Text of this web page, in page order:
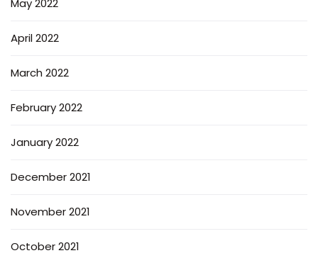
May 2022
April 2022
March 2022
February 2022
January 2022
December 2021
November 2021
October 2021